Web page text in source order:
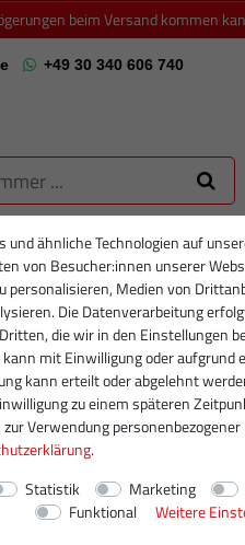
beim Versand kommen
+49 30 340 606 740
PARTIKELFILTER NEU
und ähnliche Technologien auf
von Besucher:innen unserer
personalisieren, Medien von
Die Datenverarbeitung
die wir in den Einstellungen
mit Einwilligung oder aufgrund
kann erteilt oder abgelehnt
zu einem späteren
Verwendung
.
Statistik Marketing
Funktional
Weitere